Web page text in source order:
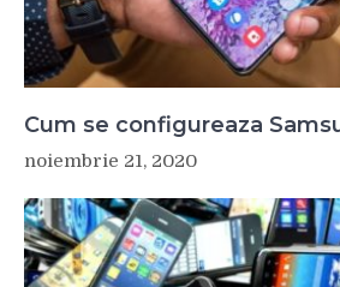
Cum se configureaza
noiembrie 21, 2020